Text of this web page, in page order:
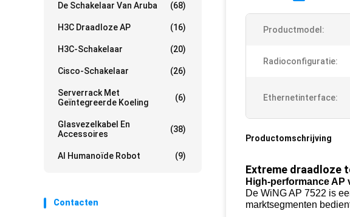
De Schakelaar Van Aruba (68)
H3C Draadloze AP (16)
H3C-Schakelaar (20)
Cisco-Schakelaar (26)
Serverrack Met
Geïntegreerde Koeling
(6)
Glasvezelkabel En
Accessoires
(38)
AI Humanoïde Robot (9)
Contacten
Productmodel:
Radioconfiguratie:
Ethernetinterface:
Productomschrijving
Extreme draadloze
High-performance AP
De WiNG AP 7522 is
marktsegmenten